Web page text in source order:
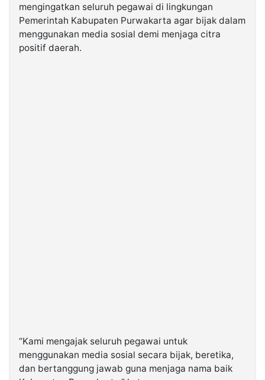
mengingatkan seluruh pegawai di lingkungan
Pemerintah Kabupaten Purwakarta agar bijak dalam
menggunakan media sosial demi menjaga citra
positif daerah.
“Kami mengajak seluruh pegawai untuk
menggunakan media sosial secara bijak, beretika,
dan bertanggung jawab guna menjaga nama baik